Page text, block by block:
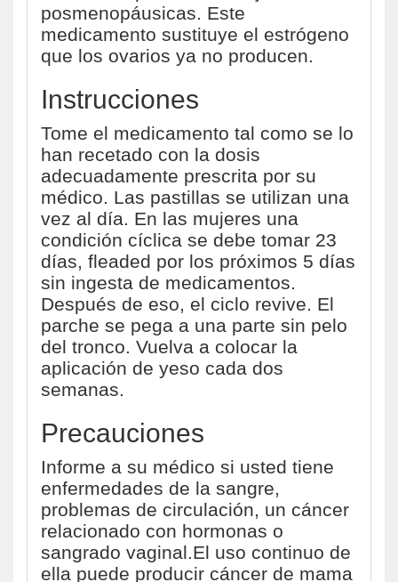
posmenopáusicas. Este
medicamento sustituye el estrógeno
que los ovarios ya no producen.
Instrucciones
Tome el medicamento tal como se lo
han recetado con la dosis
adecuadamente prescrita por su
médico. Las pastillas se utilizan una
vez al día. En las mujeres una
condición cíclica se debe tomar 23
días, fleaded por los próximos 5 días
sin ingesta de medicamentos.
Después de eso, el ciclo revive. El
parche se pega a una parte sin pelo
del tronco. Vuelva a colocar la
aplicación de yeso cada dos
semanas.
Precauciones
Informe a su médico si usted tiene
enfermedades de la sangre,
problemas de circulación, un cáncer
relacionado con hormonas o
sangrado vaginal.El uso continuo de
ella puede producir cáncer de mama